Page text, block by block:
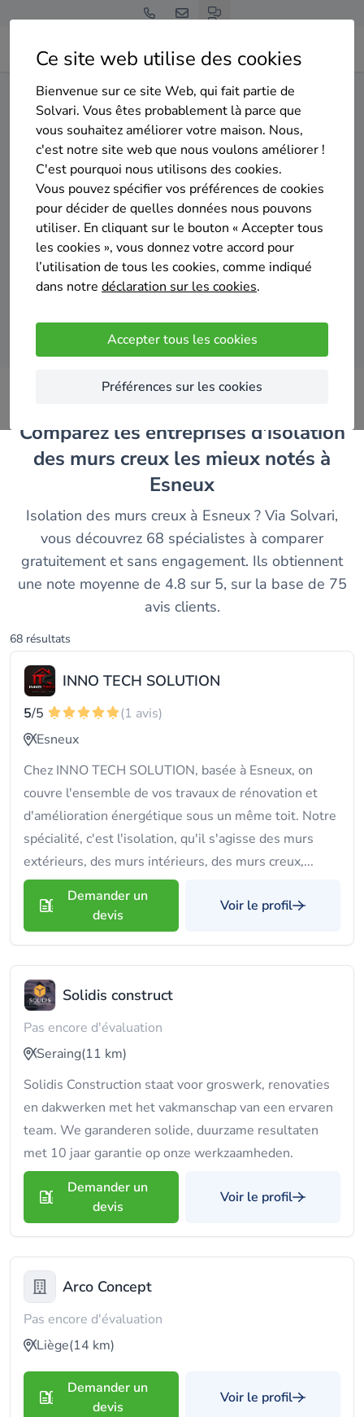
Ce site web utilise des cookies
Bienvenue sur ce site Web, qui fait partie de
Solvari. Vous êtes probablement là parce que
vous souhaitez améliorer votre maison. Nous,
c'est notre site web que nous voulons améliorer !
C'est pourquoi nous utilisons des cookies.
Vous pouvez spécifier vos préférences de cookies
pour décider de quelles données nous pouvons
utiliser. En cliquant sur le bouton « Accepter tous
les cookies », vous donnez votre accord pour
l’utilisation de tous les cookies, comme indiqué
dans notre déclaration sur les cookies.
Accepter tous les cookies
Préférences sur les cookies
Home Isolation des murs creux Liège Esneux
Gratuit et sans engagement
Top 20 des entreprises
d'isolation des murs creux à
Esneux
Comparer des devis
Comparez les entreprises d'isolation
des murs creux les mieux notés à
Esneux
Isolation des murs creux à Esneux ? Via Solvari,
vous découvrez 68 spécialistes à comparer
gratuitement et sans engagement. Ils obtiennent
une note moyenne de 4.8 sur 5, sur la base de 75
avis clients.
68 résultats
INNO TECH SOLUTION
5/5
(1 avis)
Esneux
Chez INNO TECH SOLUTION, basée à Esneux, on
couvre l'ensemble de vos travaux de rénovation et
d'amélioration énergétique sous un même toit. Notre
spécialité, c'est l'isolation, qu'il s'agisse des murs
extérieurs, des murs intérieurs, des murs creux,...
Demander un
devis
Voir le profil
Solidis construct
Pas encore d'évaluation
Seraing(11 km)
Solidis Construction staat voor groswerk, renovaties
en dakwerken met het vakmanschap van een ervaren
team. We garanderen solide, duurzame resultaten
met 10 jaar garantie op onze werkzaamheden.
Demander un
devis
Voir le profil
Arco Concept
Pas encore d'évaluation
Liège(14 km)
Demander un
devis
Voir le profil